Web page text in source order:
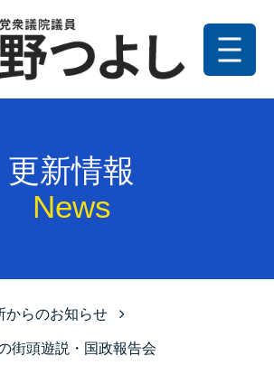
メニュー
トップ
プロフィール
星野の政策
お問い合わせ
サイトマップ
プライバシーポリシー
更新情報
News
からのお知らせ
街頭遊説・国政報告会